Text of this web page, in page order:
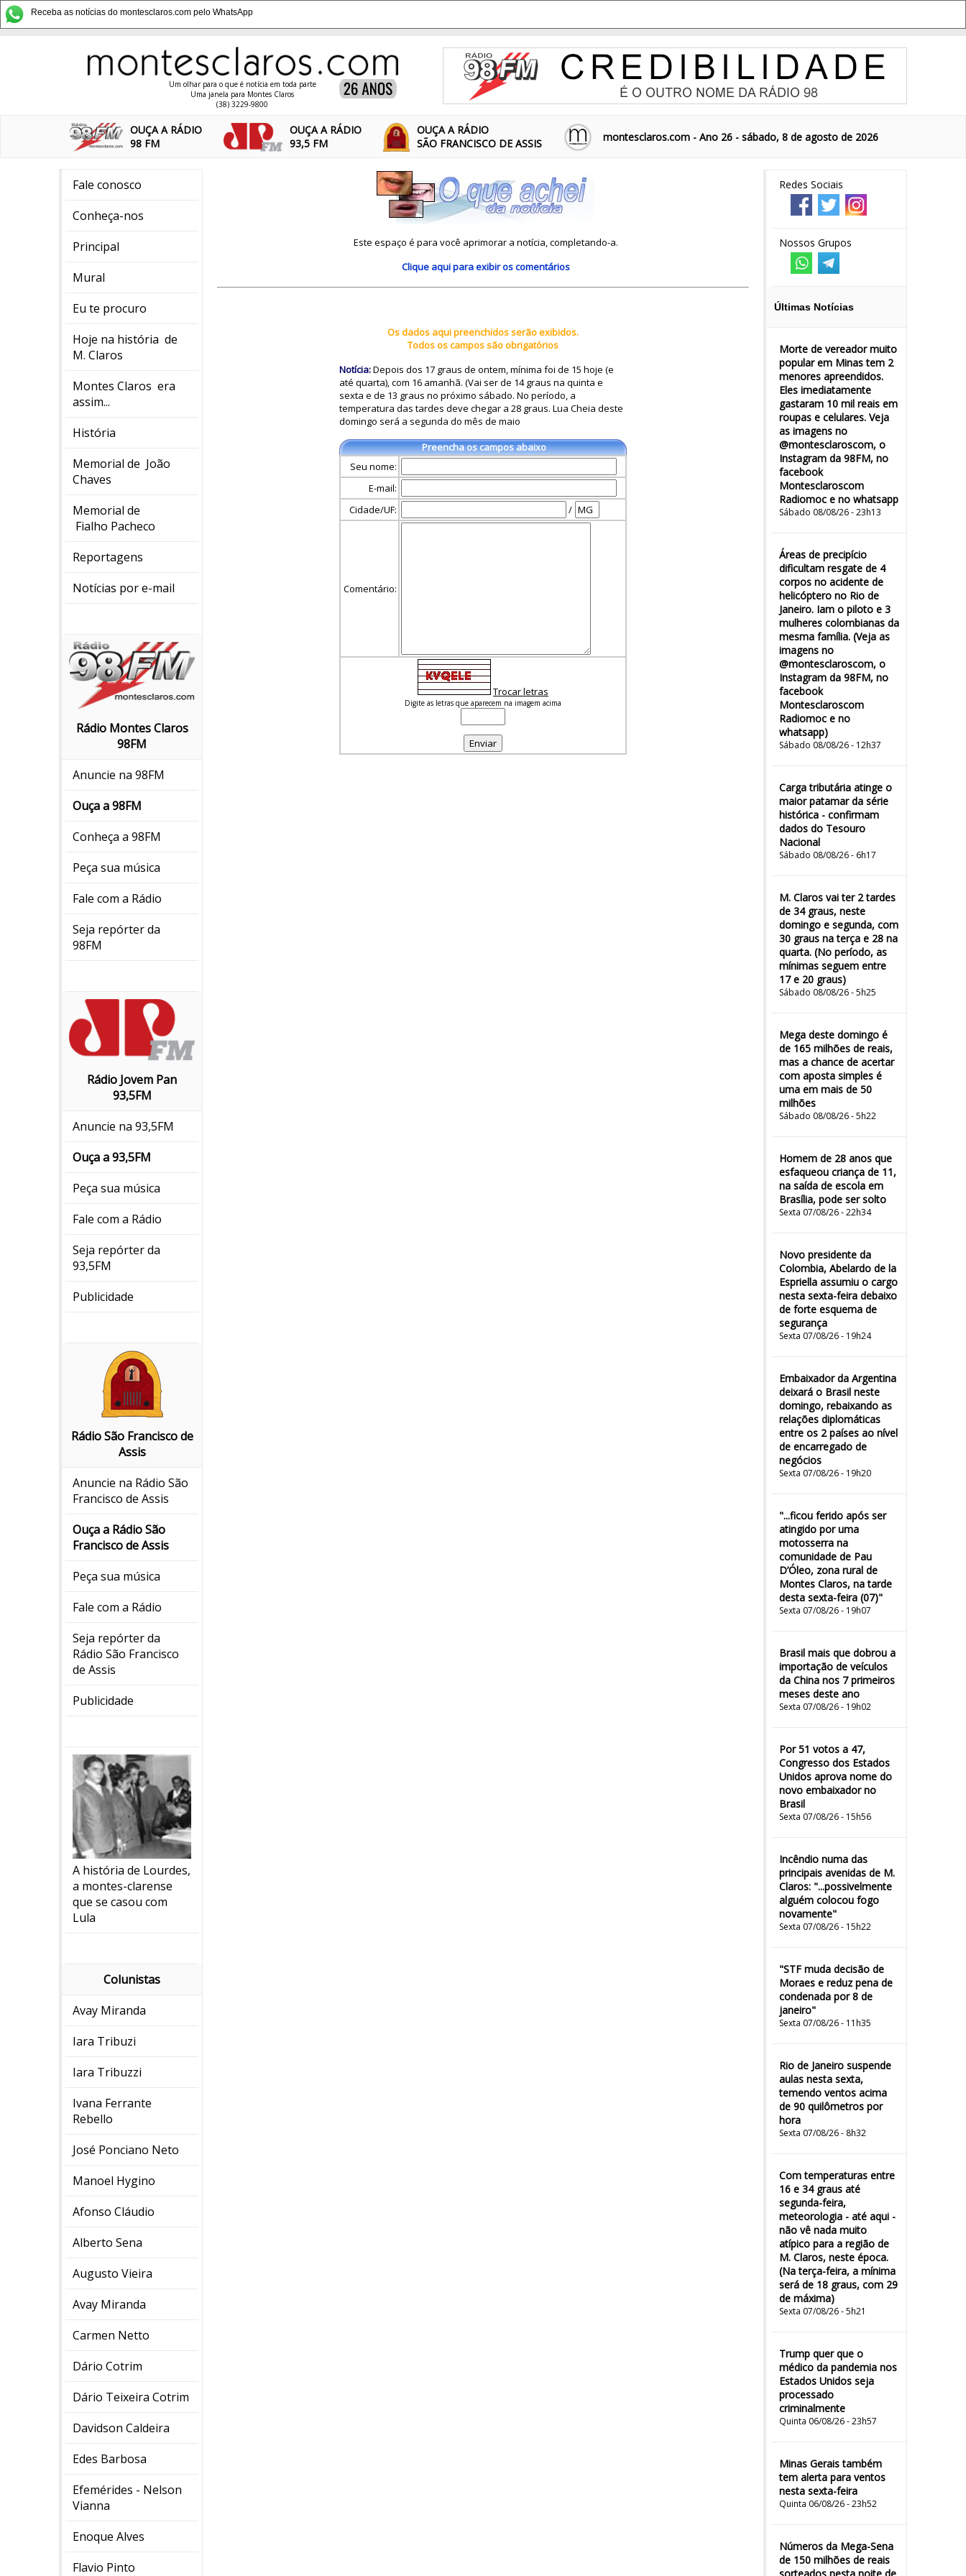
Receba as notícias do montesclaros.com pelo WhatsApp
Um olhar para o que é notícia em toda parte
Uma janela para Montes Claros
(38) 3229-9800
OUÇA A RÁDIO
98 FM
OUÇA A RÁDIO
93,5 FM
OUÇA A RÁDIO
SÃO FRANCISCO DE ASSIS
montesclaros.com - Ano 26 - sábado, 8 de agosto de 2026
Fale conosco
Conheça-nos
Principal
Mural
Eu te procuro
Hoje na história de
M. Claros
Montes Claros era
assim...
História
Memorial de João
Chaves
Memorial de
Fialho Pacheco
Reportagens
Notícias por e-mail
Rádio Montes Claros
98FM
Anuncie na 98FM
Ouça a 98FM
Conheça a 98FM
Peça sua música
Fale com a Rádio
Seja repórter da
98FM
Rádio Jovem Pan
93,5FM
Anuncie na 93,5FM
Ouça a 93,5FM
Peça sua música
Fale com a Rádio
Seja repórter da
93,5FM
Publicidade
Rádio São Francisco de
Assis
Anuncie na Rádio São
Francisco de Assis
Ouça a Rádio São
Francisco de Assis
Peça sua música
Fale com a Rádio
Seja repórter da
Rádio São Francisco
de Assis
Publicidade
A história de Lourdes,
a montes-clarense
que se casou com
Lula
Colunistas
Avay Miranda
Iara Tribuzi
Iara Tribuzzi
Ivana Ferrante
Rebello
José Ponciano Neto
Manoel Hygino
Afonso Cláudio
Alberto Sena
Augusto Vieira
Avay Miranda
Carmen Netto
Dário Cotrim
Dário Teixeira Cotrim
Davidson Caldeira
Edes Barbosa
Efemérides - Nelson
Vianna
Enoque Alves
Flavio Pinto
Redes Sociais
Nossos Grupos
Últimas Notícias
Morte de vereador muito
popular em Minas tem 2
menores apreendidos.
Eles imediatamente
gastaram 10 mil reais em
roupas e celulares. Veja
as imagens no
@montesclaroscom, o
Instagram da 98FM, no
facebook
Montesclaroscom
Radiomoc e no whatsapp
Sábado 08/08/26 - 23h13
Áreas de precipício
dificultam resgate de 4
corpos no acidente de
helicóptero no Rio de
Janeiro. Iam o piloto e 3
mulheres colombianas da
mesma família. (Veja as
imagens no
@montesclaroscom, o
Instagram da 98FM, no
facebook
Montesclaroscom
Radiomoc e no
whatsapp)
Sábado 08/08/26 - 12h37
Carga tributária atinge o
maior patamar da série
histórica - confirmam
dados do Tesouro
Nacional
Sábado 08/08/26 - 6h17
M. Claros vai ter 2 tardes
de 34 graus, neste
domingo e segunda, com
30 graus na terça e 28 na
quarta. (No período, as
mínimas seguem entre
17 e 20 graus)
Sábado 08/08/26 - 5h25
Mega deste domingo é
de 165 milhões de reais,
mas a chance de acertar
com aposta simples é
uma em mais de 50
milhões
Sábado 08/08/26 - 5h22
Homem de 28 anos que
esfaqueou criança de 11,
na saída de escola em
Brasília, pode ser solto
Sexta 07/08/26 - 22h34
Novo presidente da
Colombia, Abelardo de la
Espriella assumiu o cargo
nesta sexta-feira debaixo
de forte esquema de
segurança
Sexta 07/08/26 - 19h24
Embaixador da Argentina
deixará o Brasil neste
domingo, rebaixando as
relações diplomáticas
entre os 2 países ao nível
de encarregado de
negócios
Sexta 07/08/26 - 19h20
"...ficou ferido após ser
atingido por uma
motosserra na
comunidade de Pau
D’Óleo, zona rural de
Montes Claros, na tarde
desta sexta-feira (07)"
Sexta 07/08/26 - 19h07
Brasil mais que dobrou a
importação de veículos
da China nos 7 primeiros
meses deste ano
Sexta 07/08/26 - 19h02
Por 51 votos a 47,
Congresso dos Estados
Unidos aprova nome do
novo embaixador no
Brasil
Sexta 07/08/26 - 15h56
Incêndio numa das
principais avenidas de M.
Claros: "...possivelmente
alguém colocou fogo
novamente"
Sexta 07/08/26 - 15h22
"STF muda decisão de
Moraes e reduz pena de
condenada por 8 de
janeiro"
Sexta 07/08/26 - 11h35
Rio de Janeiro suspende
aulas nesta sexta,
temendo ventos acima
de 90 quilômetros por
hora
Sexta 07/08/26 - 8h32
Com temperaturas entre
16 e 34 graus até
segunda-feira,
meteorologia - até aqui -
não vê nada muito
atípico para a região de
M. Claros, neste época.
(Na terça-feira, a mínima
será de 18 graus, com 29
de máxima)
Sexta 07/08/26 - 5h21
Trump quer que o
médico da pandemia nos
Estados Unidos seja
processado
criminalmente
Quinta 06/08/26 - 23h57
Minas Gerais também
tem alerta para ventos
nesta sexta-feira
Quinta 06/08/26 - 23h52
Números da Mega-Sena
de 150 milhões de reais
Este espaço é para você aprimorar a notícia, completando-a.
Clique aquipara exibir os comentários
Os dados aqui preenchidos serão exibidos.
Todos os campos são obrigatórios
Notícia:Depois dos 17 graus de ontem, mínima foi de 15 hoje (e
até quarta), com 16 amanhã. (Vai ser de 14 graus na quinta e
sexta e de 13 graus no próximo sábado. No período, a
temperatura das tardes deve chegar a 28 graus. Lua Cheia deste
domingo será a segunda do mês de maio
Preencha os campos abaixo
Seu nome:
E-mail:
Cidade/UF:
/
Comentário:
Trocar letras
Digite as letras que aparecem na imagem acima